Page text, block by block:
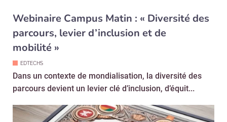
Webinaire Campus Matin : « Diversité des
parcours, levier d’inclusion et de
mobilité »
EDTECHS
Dans un contexte de mondialisation, la diversité des
parcours devient un levier clé d’inclusion, d’équit...